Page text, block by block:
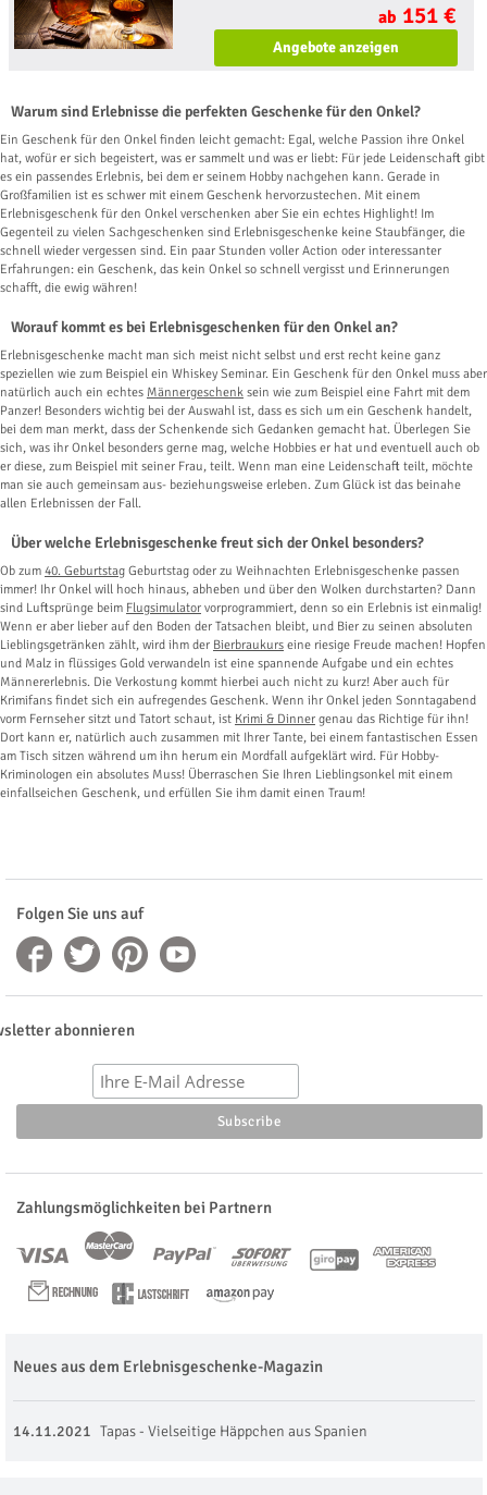
ab 151 €
Angebote anzeigen
Warum sind Erlebnisse die perfekten Geschenke für den Onkel?
Ein Geschenk für den Onkel finden leicht gemacht: Egal, welche Passion ihre Onkel
hat, wofür er sich begeistert, was er sammelt und was er liebt: Für jede Leidenschaft gibt
es ein passendes Erlebnis, bei dem er seinem Hobby nachgehen kann. Gerade in
Großfamilien ist es schwer mit einem Geschenk hervorzustechen. Mit einem
Erlebnisgeschenk für den Onkel verschenken aber Sie ein echtes Highlight! Im
Gegenteil zu vielen Sachgeschenken sind Erlebnisgeschenke keine Staubfänger, die
schnell wieder vergessen sind. Ein paar Stunden voller Action oder interessanter
Erfahrungen: ein Geschenk, das kein Onkel so schnell vergisst und Erinnerungen
schafft, die ewig währen!
Worauf kommt es bei Erlebnisgeschenken für den Onkel an?
Erlebnisgeschenke macht man sich meist nicht selbst und erst recht keine ganz
speziellen wie zum Beispiel ein Whiskey Seminar. Ein Geschenk für den Onkel muss aber
natürlich auch ein echtes Männergeschenk sein wie zum Beispiel eine Fahrt mit dem
Panzer! Besonders wichtig bei der Auswahl ist, dass es sich um ein Geschenk handelt,
bei dem man merkt, dass der Schenkende sich Gedanken gemacht hat. Überlegen Sie
sich, was ihr Onkel besonders gerne mag, welche Hobbies er hat und eventuell auch ob
er diese, zum Beispiel mit seiner Frau, teilt. Wenn man eine Leidenschaft teilt, möchte
man sie auch gemeinsam aus- beziehungsweise erleben. Zum Glück ist das beinahe
allen Erlebnissen der Fall.
Über welche Erlebnisgeschenke freut sich der Onkel besonders?
Ob zum 40. Geburtstag Geburtstag oder zu Weihnachten Erlebnisgeschenke passen
immer! Ihr Onkel will hoch hinaus, abheben und über den Wolken durchstarten? Dann
sind Luftsprünge beim Flugsimulator vorprogrammiert, denn so ein Erlebnis ist einmalig!
Wenn er aber lieber auf den Boden der Tatsachen bleibt, und Bier zu seinen absoluten
Lieblingsgetränken zählt, wird ihm der Bierbraukurs eine riesige Freude machen! Hopfen
und Malz in flüssiges Gold verwandeln ist eine spannende Aufgabe und ein echtes
Männererlebnis. Die Verkostung kommt hierbei auch nicht zu kurz! Aber auch für
Krimifans findet sich ein aufregendes Geschenk. Wenn ihr Onkel jeden Sonntagabend
vorm Fernseher sitzt und Tatort schaut, ist Krimi & Dinner genau das Richtige für ihn!
Dort kann er, natürlich auch zusammen mit Ihrer Tante, bei einem fantastischen Essen
am Tisch sitzen während um ihn herum ein Mordfall aufgeklärt wird. Für Hobby-
Kriminologen ein absolutes Muss! Überraschen Sie Ihren Lieblingsonkel mit einem
einfallseichen Geschenk, und erfüllen Sie ihm damit einen Traum!
Folgen Sie uns auf
abonnieren
Zahlungsmöglichkeiten bei Partnern
Neues aus dem Erlebnisgeschenke-Magazin
14.11.2021 Tapas - Vielseitige Häppchen aus Spanien